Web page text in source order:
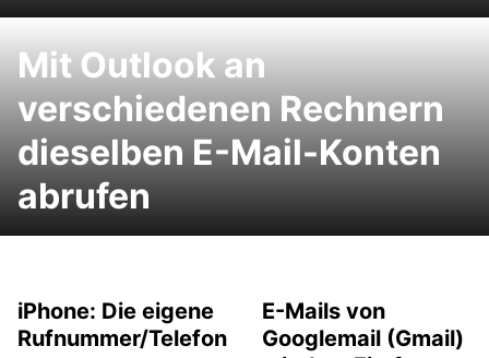
Mit Outlook an
verschiedenen Rechnern
dieselben E-Mail-Konten
abrufen
iPhone: Die eigene
Rufnummer/Telefon
E-Mails von
Googlemail (Gmail)